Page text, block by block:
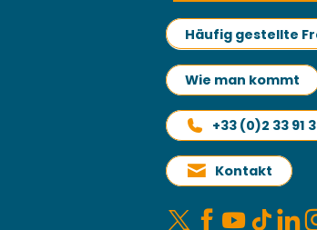
Häufig gestellte
Wie man kommt
+33 (0)2 33 91
Kontakt